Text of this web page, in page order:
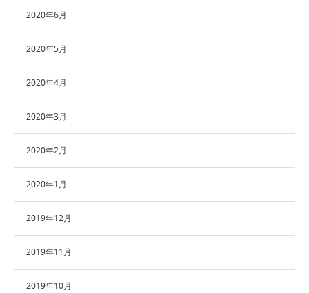
2020年6月
2020年5月
2020年4月
2020年3月
2020年2月
2020年1月
2019年12月
2019年11月
2019年10月